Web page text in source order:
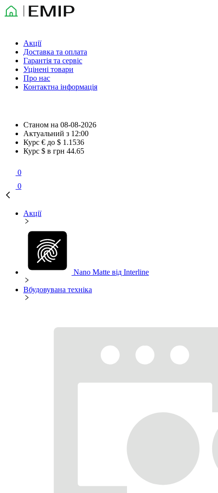
Акції
Доставка та оплата
Гарантія та сервіс
Уцінені товари
Про нас
Контактна інформація
Станом на 08-08-2026
Актуальний з 12:00
Курс € до $ 1.1536
Курс $ в грн 44.65
0
0
Акції
Nano Matte від Interline
Вбудовувана техніка